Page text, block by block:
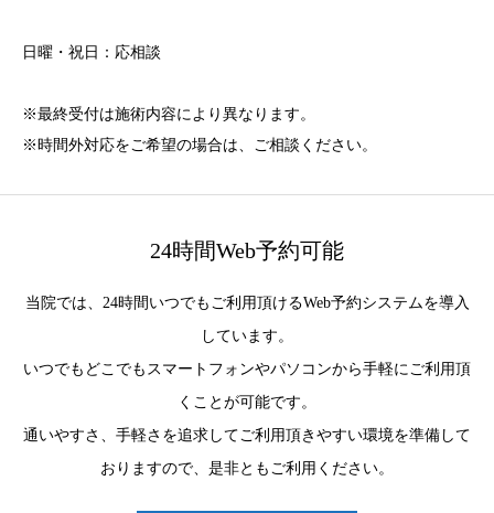
日曜・祝日：応相談
※最終受付は施術内容により異なります。
※時間外対応をご希望の場合は、ご相談ください。
24時間Web予約可能
当院では、24時間いつでもご利用頂けるWeb予約システムを導入
しています。
いつでもどこでもスマートフォンやパソコンから手軽にご利用頂
くことが可能です。
通いやすさ、手軽さを追求してご利用頂きやすい環境を準備して
おりますので、是非ともご利用ください。